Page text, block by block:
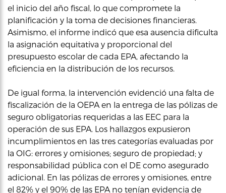
el inicio del año fiscal, lo que compromete la
planificación y la toma de decisiones financieras.
Asimismo, el informe indicó que esa ausencia dificulta
la asignación equitativa y proporcional del
presupuesto escolar de cada EPA, afectando la
eficiencia en la distribución de los recursos.
De igual forma, la intervención evidenció una falta de
fiscalización de la OEPA en la entrega de las pólizas de
seguro obligatorias requeridas a las EEC para la
operación de sus EPA. Los hallazgos expusieron
incumplimientos en las tres categorías evaluadas por
la OIG: errores y omisiones; seguro de propiedad; y
responsabilidad pública con el DE como asegurado
adicional. En las pólizas de errores y omisiones, entre
el 82% y el 90% de las EPA no tenían evidencia de